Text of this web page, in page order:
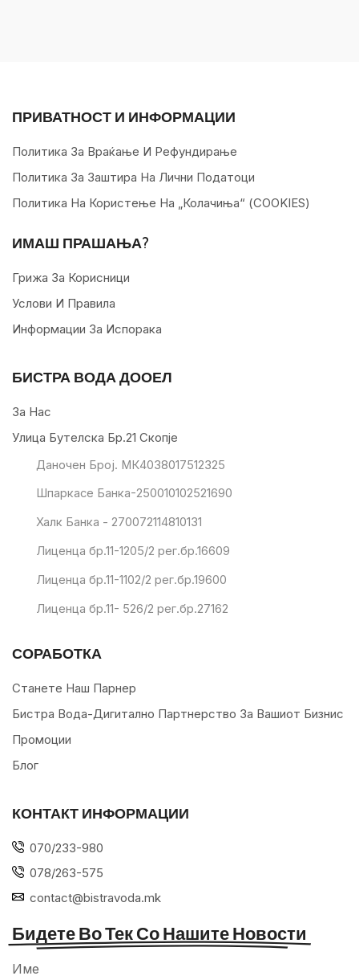
ПРИВАТНОСТ И ИНФОРМАЦИИ
Политика За Враќање И Рефундирање
Политика За Заштира На Лични Податоци
Политика На Користење На „колачиња“ (COOKIES)
ИМАШ ПРАШАЊА?
Грижа За Корисници
Услови И Правила
Информации За Испорака
БИСТРА ВОДА ДООЕЛ
За Нас
Улица Бутелска Бр.21 Скопје
Даночен Број. МК4038017512325
Шпаркасе Банка-250010102521690
Халк Банка - 270072114810131
Лиценца бр.11-1205/2 рег.бр.16609
Лиценца бр.11-1102/2 рег.бр.19600
Лиценца бр.11- 526/2 рег.бр.27162
СОРАБОТКА
Станете Наш Парнер
Бистра Вода-Дигитално Партнерство За Вашиот Бизнис
Промоции
Блог
КОНТАКТ ИНФОРМАЦИИ
070/233-980
078/263-575
contact@bistravoda.mk
Бидете Во Тек Со Нашите Новости
Име